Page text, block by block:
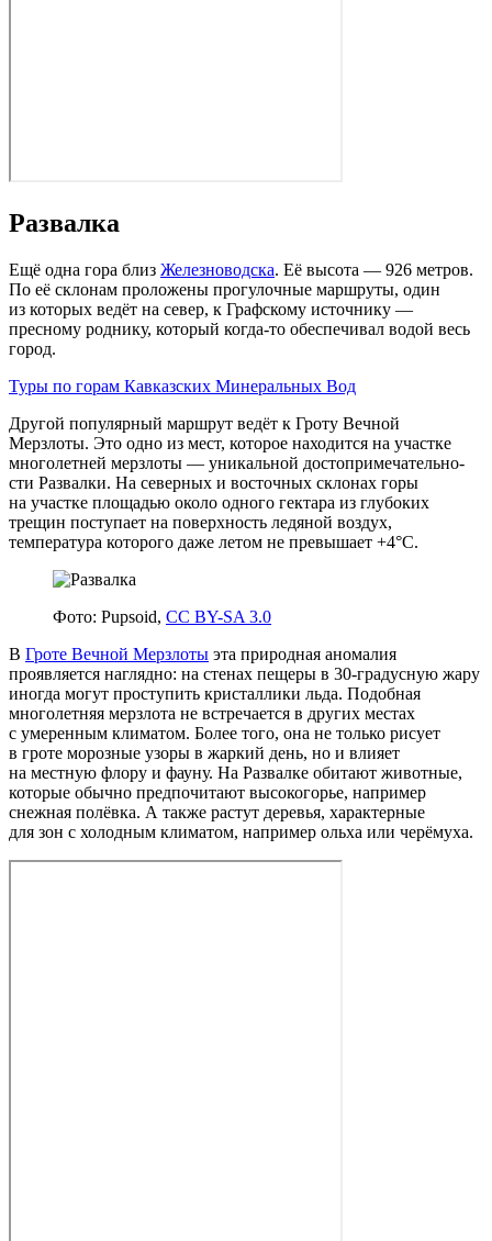
Развалка
Ещё одна гора близ Железноводска. Её высота — 926 метров.
По её склонам проложены прогулочные маршруты, один
из которых ведёт на север, к Графскому источнику —
пресному роднику, который когда-то обеспечивал водой весь
город.
Туры по горам Кавказских Минеральных Вод
Другой популярный маршрут ведёт к Гроту Вечной
Мерзлоты. Это одно из мест, которое находится на участке
многолетней мерзлоты — уникальной до­сто­при­ме­ча­тель­но­
сти Развалки. На северных и восточных склонах горы
на участке площадью около одного гектара из глубоких
трещин поступает на поверхность ледяной воздух,
температура которого даже летом не превышает +4°C.
Фото: Pupsoid, CC BY-SA 3.0
В Гроте Вечной Мерзлоты эта природная аномалия
проявляется наглядно: на стенах пещеры в 30‑градусную жару
иногда могут проступить кристаллики льда. Подобная
многолетняя мерзлота не встречается в других местах
с умеренным климатом. Более того, она не только рисует
в гроте морозные узоры в жаркий день, но и влияет
на местную флору и фауну. На Развалке обитают животные,
которые обычно предпочитают высокогорье, например
снежная полёвка. А также растут деревья, характерные
для зон с холодным климатом, например ольха или черёмуха.